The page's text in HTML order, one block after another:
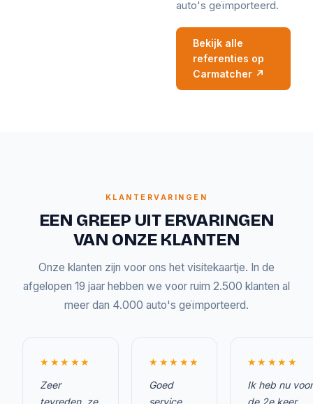
auto's geïmporteerd.
Bekijk alle
referenties op
Carmatcher ↗
KLANTERVARINGEN
EEN GREEP UIT ERVARINGEN
VAN ONZE KLANTEN
Onze klanten zijn voor ons het visitekaartje. In de
afgelopen 19 jaar hebben we voor ruim 2.500 klanten al
meer dan 4.000 auto's geïmporteerd.
★★★★★
Zeer
tevreden, ze
★★★★★
Goed
service,
★★★★★
Ik heb nu voor
de 2e keer